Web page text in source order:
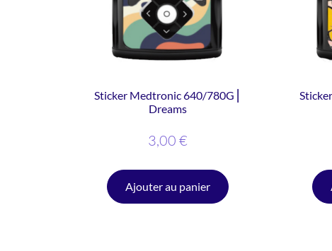
Sticker Medtronic 640/780G ⎜
Dreams
3,00 €
Ajouter au panier